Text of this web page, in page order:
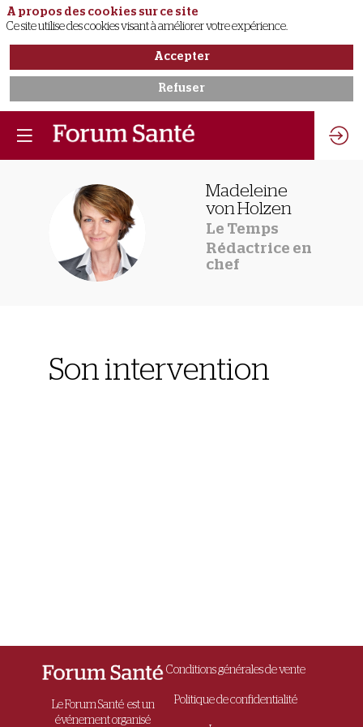
MVH
Madeleine
von Holzen
Le Temps
Rédactrice en
chef
Son intervention
Le Forum Santé est un
événement organisé
Conditions générales de vente
Politique de confidentialité
A propos des cookies sur ce site
Ce site utilise des cookies visant à améliorer votre expérience.
Accepter
Refuser